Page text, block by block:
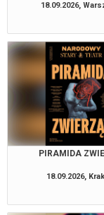
18.09.2026,
PIRAMIDA
18.09.2026,